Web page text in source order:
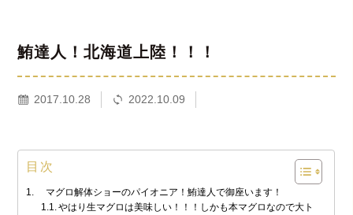
鮪達人！北海道上陸！！！
2017.10.28 2022.10.09
目次
マグロ解体ショーのパイオニア！鮪達人で御座います！
やはり生マグロは美味しい！！！しかも本マグロなので大ト